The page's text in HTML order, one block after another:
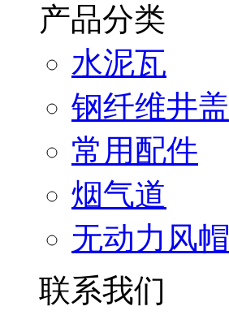
产品分类
水泥瓦
钢纤维井盖
常用配件
烟气道
无动力风帽
联系我们